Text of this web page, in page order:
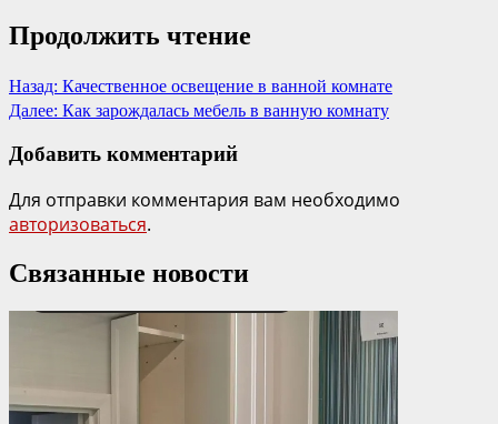
Продолжить чтение
Назад: Качественное освещение в ванной комнате
Далее: Как зарождалась мебель в ванную комнату
Добавить комментарий
Для отправки комментария вам необходимо
авторизоваться.
Связанные новости